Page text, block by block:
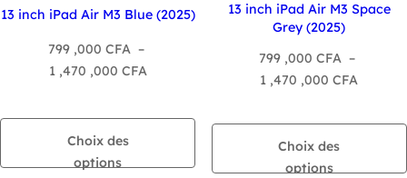
13 inch iPad Air M3 Blue (2025)
799 ,000 CFA –
1 ,470 ,000 CFAPlage
Choix des
options
13 inch iPad Air M3 Space
Grey (2025)
799 ,000CFA –
1 ,470 ,000CFA
prix :
,000
Choix des
options